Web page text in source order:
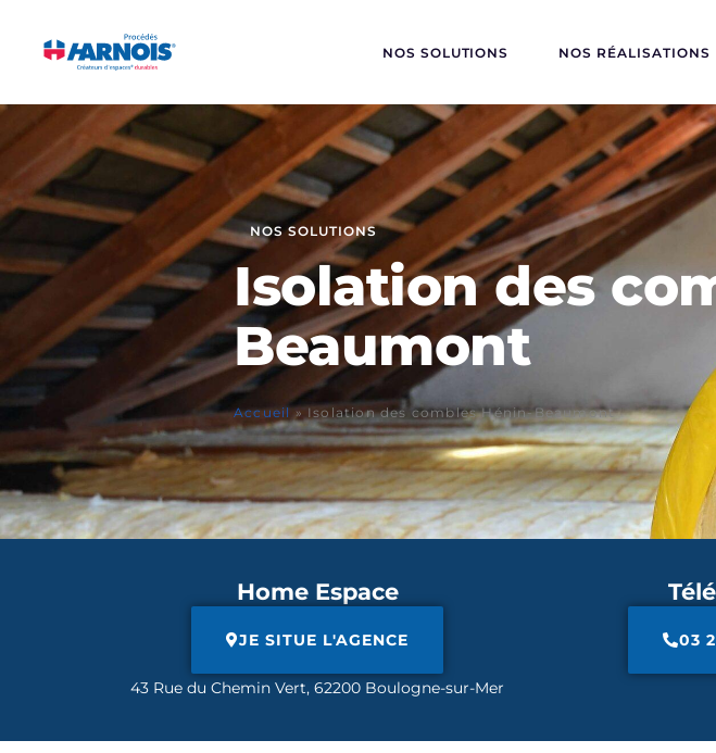
NOS SOLUTIONS NOS RÉALISATIONS
NOS SOLUTIONS
Isolation des
Beaumont
Accueil» Isolation des combles Hénin-Beaumont
Home Espace
JE SITUE L'AGENCE
43 Rue du Chemin Vert, 62200 Boulogne-sur-Mer
03